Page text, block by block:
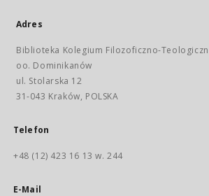
Adres
Biblioteka Kolegium Filozoficzno-
oo. Dominikanów
ul. Stolarska 12
31-043 Kraków, POLSKA
Telefon
+48 (12) 423 16 13 w. 244
E-Mail